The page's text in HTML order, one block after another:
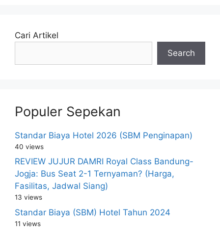
Cari Artikel
Search
Populer Sepekan
Standar Biaya Hotel 2026 (SBM Penginapan)
40 views
REVIEW JUJUR DAMRI Royal Class Bandung-
Jogja: Bus Seat 2-1 Ternyaman? (Harga,
Fasilitas, Jadwal Siang)
13 views
Standar Biaya (SBM) Hotel Tahun 2024
11 views